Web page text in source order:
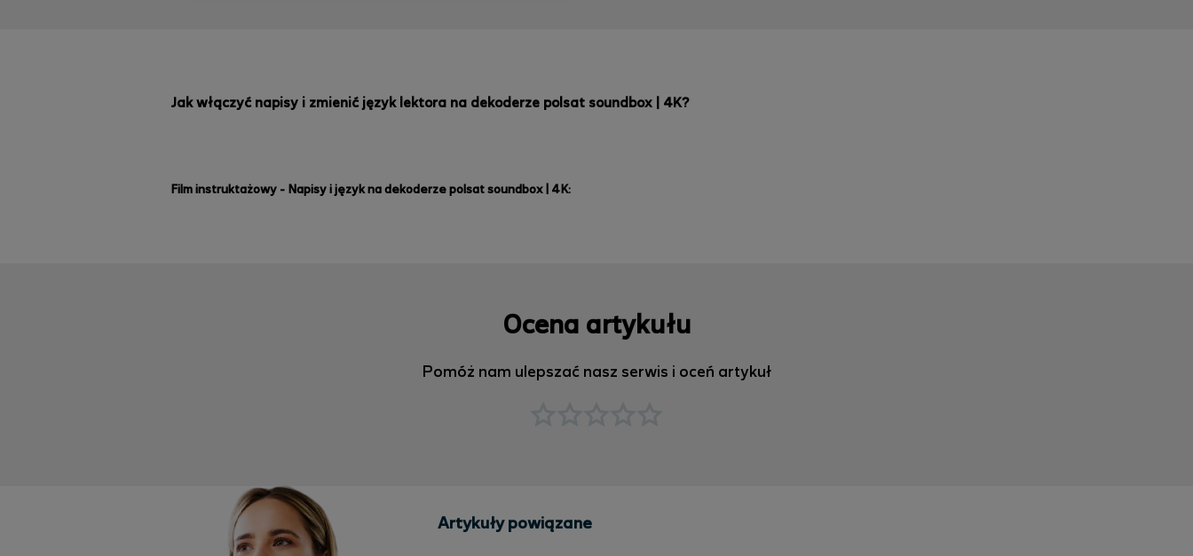
Jak włączyć napisy i zmienić język lektora na dekoderze polsat soundbox | 4K?
Film instruktażowy - Napisy i język na dekoderze polsat soundbox | 4K:
Ocena artykułu
Pomóż nam ulepszać nasz serwis i oceń artykuł
Artykuły powiązane